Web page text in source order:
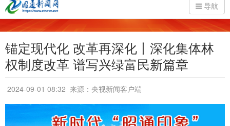
导航
锚定现代化 改革再深化丨深化集体林
权制度改革 谱写兴绿富民新篇章
2024-09-01 08:32 来源：央视新闻客户端